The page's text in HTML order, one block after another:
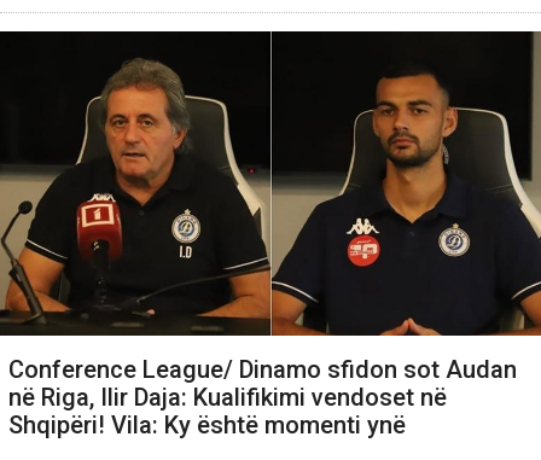
Conference League/ Dinamo sfidon sot Audan
në Riga, Ilir Daja: Kualifikimi vendoset në
Shqipëri! Vila: Ky është momenti ynë